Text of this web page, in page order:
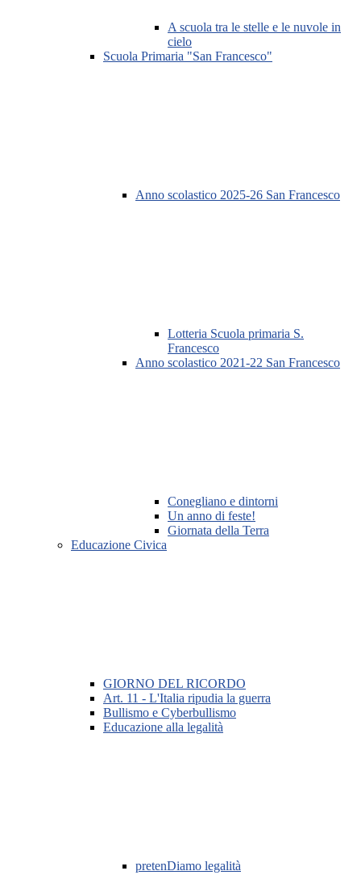
A scuola tra le stelle e le nuvole in
cielo
Scuola Primaria "San Francesco"
Anno scolastico 2025-26 San Francesco
Lotteria Scuola primaria S.
Francesco
Anno scolastico 2021-22 San Francesco
Conegliano e dintorni
Un anno di feste!
Giornata della Terra
Educazione Civica
GIORNO DEL RICORDO
Art. 11 - L'Italia ripudia la guerra
Bullismo e Cyberbullismo
Educazione alla legalità
pretenDiamo legalità